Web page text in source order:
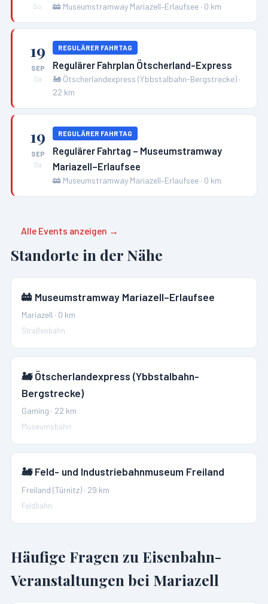
So
🚋 Museumstramway Mariazell–Erlaufsee · 0 km
19
SEP
Sa
REGULÄRER FAHRTAG
Regulärer Fahrplan Ötscherland-Express
🚂 Ötscherlandexpress (Ybbstalbahn-Bergstrecke) ·
22 km
19
SEP
Sa
REGULÄRER FAHRTAG
Regulärer Fahrtag – Museumstramway
Mariazell–Erlaufsee
🚋 Museumstramway Mariazell–Erlaufsee · 0 km
Alle Events anzeigen →
Standorte in der Nähe
🚋 Museumstramway Mariazell–Erlaufsee
Mariazell · 0 km
Straßenbahn
🚂 Ötscherlandexpress (Ybbstalbahn-
Bergstrecke)
Gaming · 22 km
Museumsbahn
🚂 Feld- und Industriebahnmuseum Freiland
Freiland (Türnitz) · 29 km
Feldbahn
Häufige Fragen zu Eisenbahn-
Veranstaltungen bei Mariazell